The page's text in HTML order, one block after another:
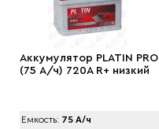
Аккумулятор PLATIN PRO
(75 А/ч) 720A R+ низкий
Емкость: 75 А/ч